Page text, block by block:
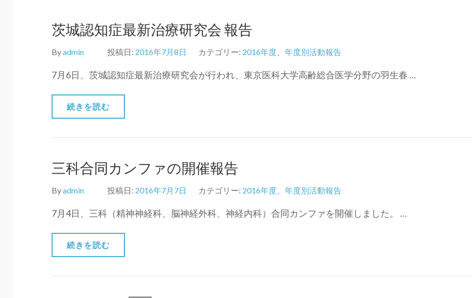
茨城認知症最新治療研究会 報告
Byadmin 投稿日: 2016年7月8日 カテゴリー: 2016年度 年度別活動報告
7月6日、茨城認知症最新治療研究会が行われ、東京医科大学高齢総合医学分野の羽生春 …
続きを読む
三科合同カンファの開催報告
Byadmin 投稿日: 2016年7月7日 カテゴリー: 2016年度 年度別活動報告
7月4日、三科（精神神経科、脳神経外科、神経内科）合同カンファを開催しました。 …
続きを読む